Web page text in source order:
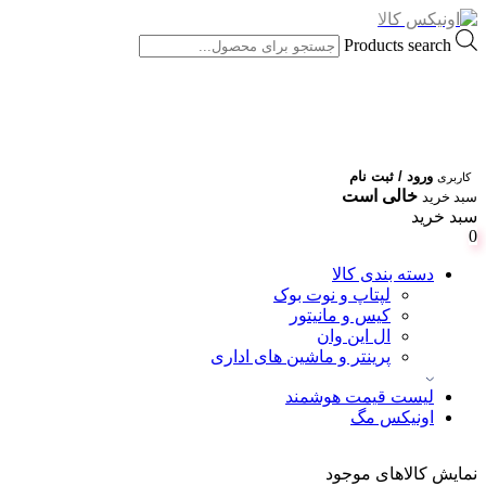
Products search
کاربری ورود / ثبت نام
سبد خرید خالی است
سبد خرید
0
دسته بندی کالا
لپتاپ و نوت بوک
کیس و مانیتور
ال این وان
پرینتر و ماشین های اداری
لیست قیمت هوشمند
اونیکس مگ
نمایش کالاهای موجود